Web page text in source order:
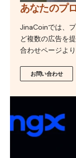
あなたのプ
JinaCoinでは、
ど複数の広告を
合わせページよ
お問い合わせ